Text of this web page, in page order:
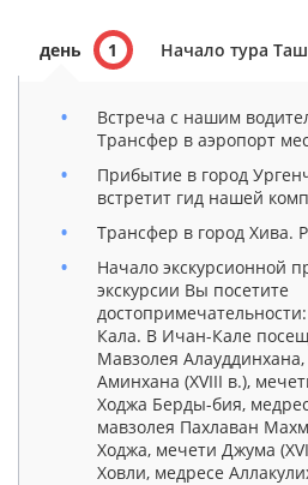
день 1 Начало тура
Встреча с нашим
Трансфер в аэропорт
Прибытие в город
встретит гид нашей
Трансфер в город Хива.
Начало экскурсионной
экскурсии Вы посетите
Кала. В Ичан-Кале
Мавзолея
Аминхана (XVIII в.),
Ходжа Берды-бия,
мавзолея Пахлаван
Ходжа, мечети Джума
Ховли, медресе